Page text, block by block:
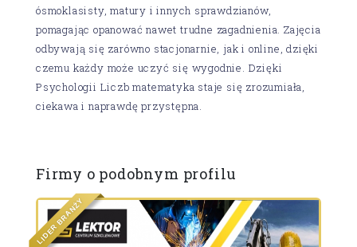
ósmoklasisty, matury i innych sprawdzianów,
pomagając opanować nawet trudne zagadnienia. Zajęcia
odbywają się zarówno stacjonarnie, jak i online, dzięki
czemu każdy może uczyć się wygodnie. Dzięki
Psychologii Liczb matematyka staje się zrozumiała,
ciekawa i naprawdę przystępna.
Firmy o podobnym profilu
LI
DER
BRAN
Ż
Y